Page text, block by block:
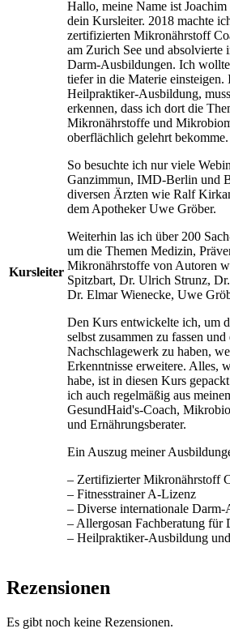
Kursleiter
Hallo, meine Name ist
dein Kursleiter. 2018 machte
zertifizierten Mikronährstoff
am Zurich See und absolvierte
Darm-Ausbildungen. Ich
tiefer in die Materie einsteigen.
Heilpraktiker-Ausbildung,
erkennen, dass ich dort die
Mikronährstoffe und
oberflächlich gelehrt bekomme.
So besuchte ich nur viele
Ganzimmun, IMD-Berlin und
diversen Ärzten wie Ralf
dem Apotheker Uwe Gröber.
Weiterhin las ich über 200
um die Themen Medizin,
Mikronährstoffe von Autoren
Spitzbart, Dr. Ulrich Strunz,
Dr. Elmar Wienecke, Uwe
Den Kurs entwickelte ich, um
selbst zusammen zu fassen und
Nachschlagewerk zu haben,
Erkenntnisse erweitere. Alles,
habe, ist in diesen Kurs
ich auch regelmäßig aus
GesundHaid's-Coach,
und Ernährungsberater.
Ein Auszug meiner
– Zertifizierter Mikronährstoff
– Fitnesstrainer A-Lizenz
– Diverse internationale
– Allergosan Fachberatung für
– Heilpraktiker-Ausbildung
Rezensionen
Es gibt noch keine Rezensionen.